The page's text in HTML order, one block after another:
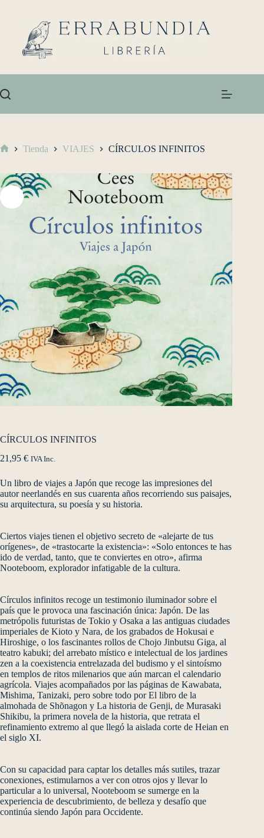
Tienda VIAJES CÍRCULOS INFINITOS
CÍRCULOS INFINITOS
21,95 € IVA Inc.
Un libro de viajes a Japón que recoge las impresiones del
autor neerlandés en sus cuarenta años recorriendo sus paisajes,
su arquitectura, su poesía y su historia.
Ciertos viajes tienen el objetivo secreto de «alejarte de tus
orígenes», de «trastocarte la existencia»: «Solo entonces te has
ido de verdad, tanto, que te conviertes en otro», afirma
Nooteboom, explorador infatigable de la cultura.
Círculos infinitos recoge un testimonio iluminador sobre el
país que le provoca una fascinación única: Japón. De las
metrópolis futuristas de Tokio y Osaka a las antiguas ciudades
imperiales de Kioto y Nara, de los grabados de Hokusai e
Hiroshige, o los fascinantes rollos de Chojo Jinbutsu Giga, al
teatro kabuki; del arrebato místico e intelectual de los jardines
zen a la coexistencia entrelazada del budismo y el sintoísmo
en templos de ritos milenarios que aún marcan el calendario
agrícola. Viajes acompañados por las páginas de Kawabata,
Mishima, Tanizaki, pero sobre todo por El libro de la
almohada de Shõnagon y La historia de Genji, de Murasaki
Shikibu, la primera novela de la historia, que retrata el
refinamiento extremo al que llegó la aislada corte de Heian en
el siglo XI.
Con su capacidad para captar los detalles más sutiles, trazar
conexiones, estimularnos a ver con otros ojos y llevar lo
particular a lo universal, Nooteboom se sumerge en la
experiencia de descubrimiento, de belleza y desafío que
continúa siendo Japón para Occidente.